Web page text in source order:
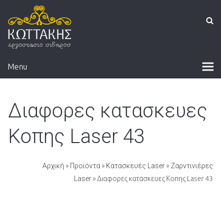
Menu
Διαφορες κατασκευες
Κοπης Laser 43
Αρχική » Προϊόντα » Κατασκευές Laser» Ζαρντινιέρες
Laser» Διαφορες κατασκευες Κοπης Laser 43